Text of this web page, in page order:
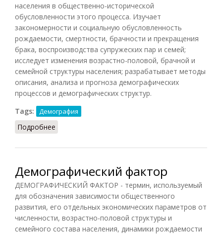
населения в общественно-исторической
обусловленности этого процесса. Изучает
закономерности и социальную обусловленность
рождаемости, смертности, брачности и прекращения
брака, воспроизводства супружеских пар и семей;
исследует изменения возрастно-половой, брачной и
семейной структуры населения; разрабатывает методы
описания, анализа и прогноза демографических
процессов и демографических структур.
Tags:
Демография
Подробнее
Демографический фактор
ДЕМОГРАФИЧЕСКИЙ ФАКТОР - термин, используемый
для обозначения зависимости общественного
развития, его отдельных экономических параметров от
численности, возрастно-половой структуры и
семейного состава населения, динамики рождаемости